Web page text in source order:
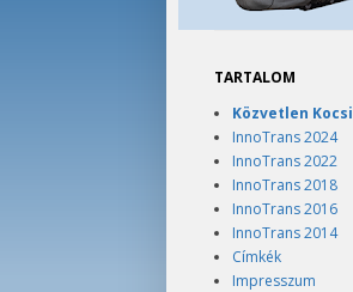
TARTALOM
Közvetlen Kocsi
InnoTrans 2024
InnoTrans 2022
InnoTrans 2018
InnoTrans 2016
InnoTrans 2014
Címkék
Impresszum